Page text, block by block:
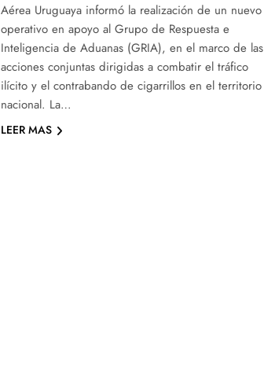
Aérea Uruguaya informó la realización de un nuevo
operativo en apoyo al Grupo de Respuesta e
Inteligencia de Aduanas (GRIA), en el marco de las
acciones conjuntas dirigidas a combatir el tráfico
ilícito y el contrabando de cigarrillos en el territorio
nacional. La…
LEER MAS